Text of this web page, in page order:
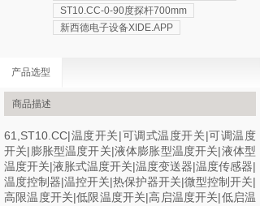
ST10.CC-0-90度探杆700mm
新西德电子设备XIDE.APP
产品选型
商品描述
61,ST10.CC|温度开关|可调式温度开关|可调温度
开关|膨胀型温度开关|液体膨胀型温度开关|液体型
温度开关|液胀式温度开关|温度变送器|温度传感器|
温度控制器|温控开关|热保护器开关|微型控制开关|
高限温度开关|低限温度开关|高启温度开关|低启温